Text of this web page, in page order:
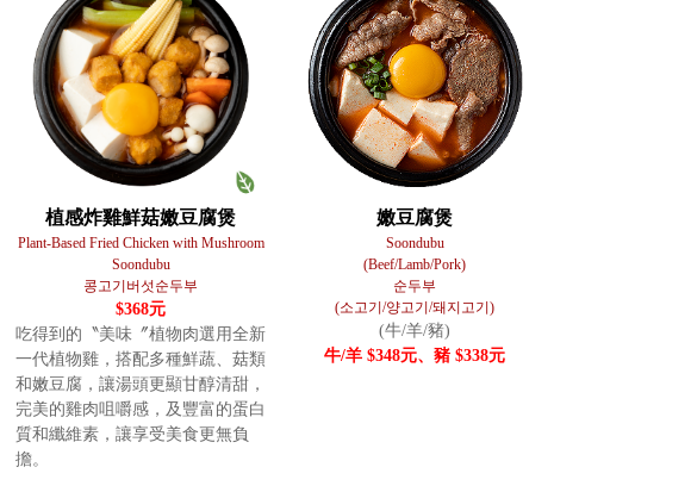
植感炸雞鮮菇嫩豆腐煲
Plant-Based Fried Chicken with Mushroom
Soondubu
콩고기버섯순두부
$368元
吃得到的〝美味〞植物肉選用全新
一代植物雞，搭配多種鮮蔬、菇類
和嫩豆腐，讓湯頭更顯甘醇清甜，
完美的雞肉咀嚼感，及豐富的蛋白
質和纖維素，讓享受美食更無負
擔。
嫩豆腐煲
Soondubu
(Beef/Lamb/Pork)
순두부
(소고기/양고기/돼지고기)
(牛/羊/豬)
牛/羊 $348元、豬 $338元